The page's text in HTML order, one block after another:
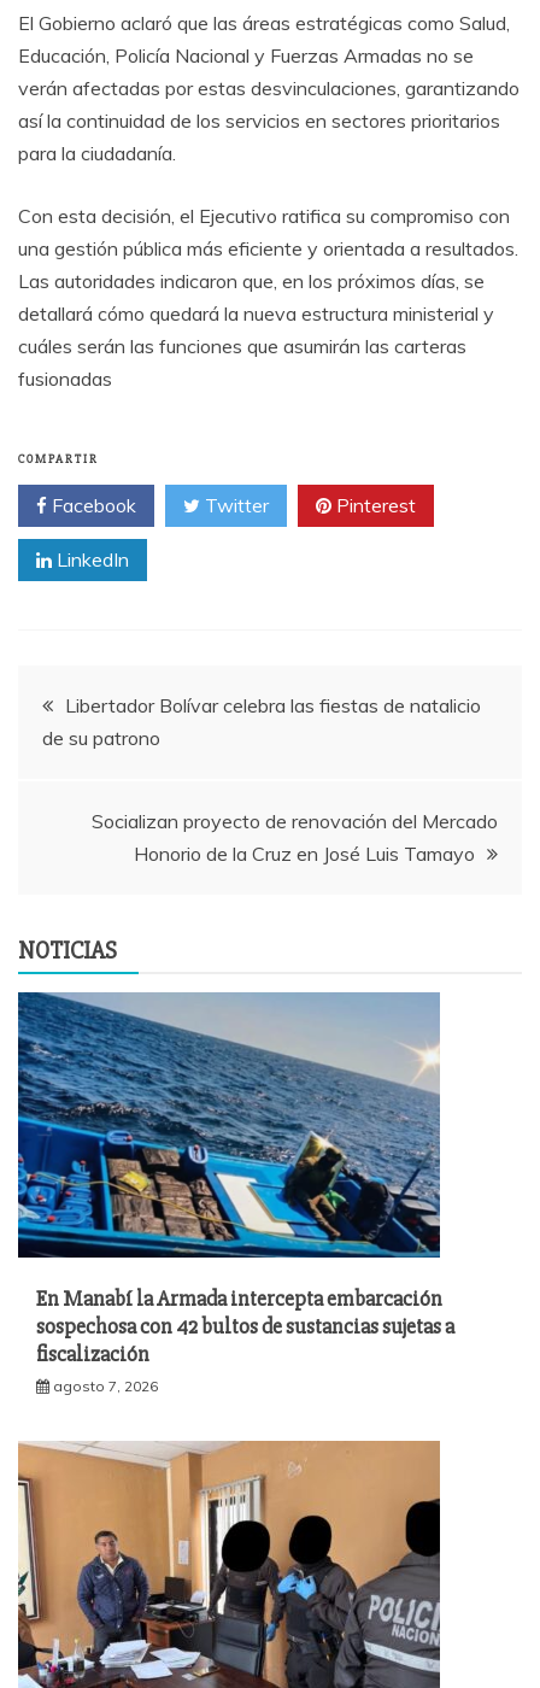
El Gobierno aclaró que las áreas estratégicas como Salud,
Educación, Policía Nacional y Fuerzas Armadas no se
verán afectadas por estas desvinculaciones, garantizando
así la continuidad de los servicios en sectores prioritarios
para la ciudadanía.
Con esta decisión, el Ejecutivo ratifica su compromiso con
una gestión pública más eficiente y orientada a resultados.
Las autoridades indicaron que, en los próximos días, se
detallará cómo quedará la nueva estructura ministerial y
cuáles serán las funciones que asumirán las carteras
fusionadas
COMPARTIR
Facebook Twitter Pinterest
LinkedIn
Navegación
de
entradas
Libertador Bolívar celebra las fiestas de natalicio
de su patrono
Socializan proyecto de renovación del Mercado
Honorio de la Cruz en José Luis Tamayo
NOTICIAS
En Manabí la Armada intercepta embarcación
sospechosa con 42 bultos de sustancias sujetas a
fiscalización
agosto 7, 2026